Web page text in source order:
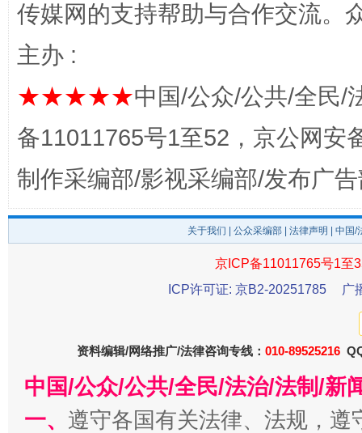
传媒网的支持帮助与合作交流。
主办 :
★★★★★中国/公众/公共/全民/
备11011765号1至52，京公网安
制作采编部/影视采编部/发布广
关于我们 公众采编部 法律声明 | 中国
京ICP备11011765号1至
ICP许可证: 京B2-20251785
广
资料编辑/网络推广/法律咨询专线： 010-89525216
中国/公众/公共/全民/法治/法制/新
一、 遵守各国有关法律、法规，